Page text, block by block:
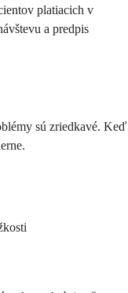
platiacich v
a predpis
sú zriedkavé. Keď